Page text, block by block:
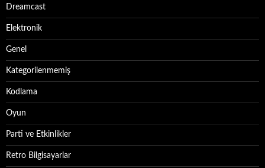
Dreamcast
Elektronik
Genel
Kategorilenmemiş
Kodlama
Oyun
Parti ve Etkinlikler
Retro Bilgisayarlar